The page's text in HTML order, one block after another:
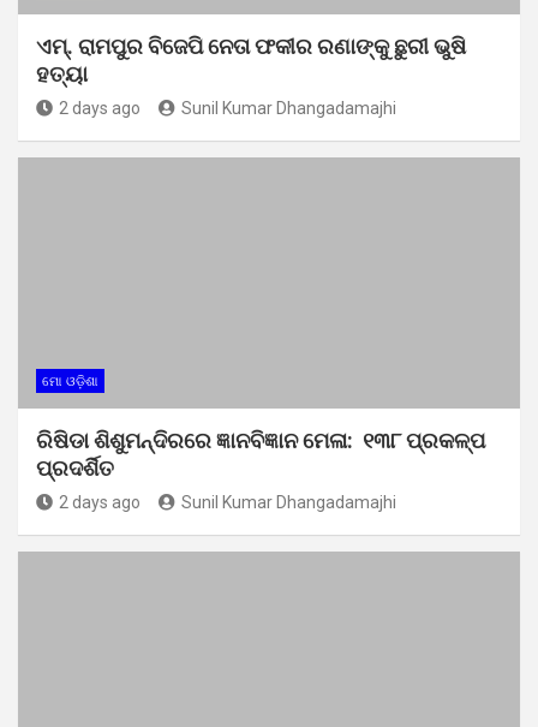
ଏମ୍. ରାମପୁର ବିଜେପି ନେତା ଫକୀର ରଣାଙ୍କୁ ଛୁରୀ ଭୁଷି
ହତ୍ୟା
2 days ago Sunil Kumar Dhangadamajhi
ମୋ ଓଡ଼ିଶା
ରିଷିଡା ଶିଶୁମନ୍ଦିରରେ ଜ୍ଞାନବିଜ୍ଞାନ ମେଳା: ୧୩୮ ପ୍ରକଳ୍ପ
ପ୍ରଦର୍ଶିତ
2 days ago Sunil Kumar Dhangadamajhi